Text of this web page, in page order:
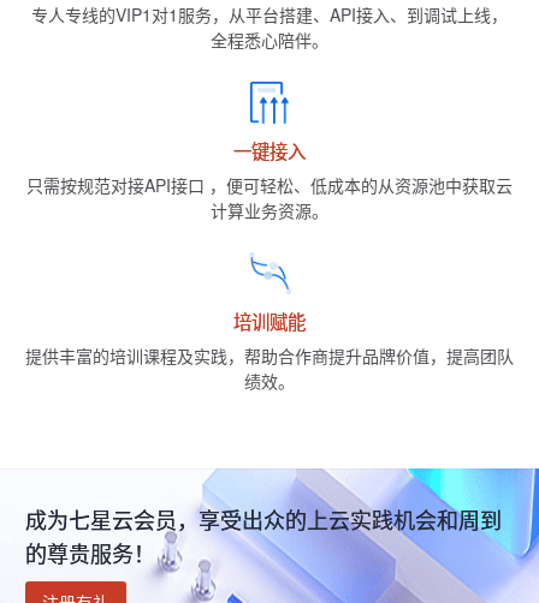
专人专线的VIP1对1服务，从平台搭建、API接入、到调试上线，
全程悉心陪伴。
一键接入
只需按规范对接API接口 ，便可轻松、低成本的从资源池中获取云
计算业务资源。
培训赋能
提供丰富的培训课程及实践，帮助合作商提升品牌价值，提高团队
绩效。
成为七星云会员，享受出众的上云实践机会和周到
的尊贵服务！